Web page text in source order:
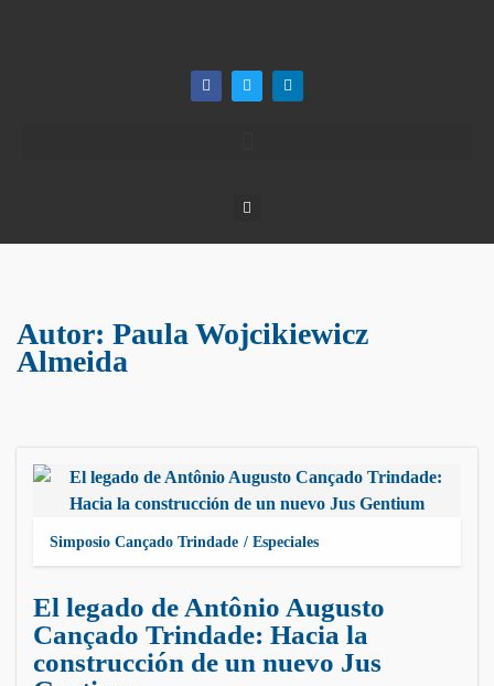
Autor: Paula Wojcikiewicz
Almeida
Simposio Cançado Trindade Especiales
El legado de Antônio Augusto
Cançado Trindade: Hacia la
construcción de un nuevo Jus